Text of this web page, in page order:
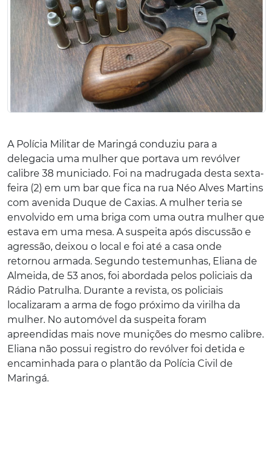
A Polícia Militar de Maringá conduziu para a
delegacia uma mulher que portava um revólver
calibre 38 municiado. Foi na madrugada desta sexta-
feira (2) em um bar que fica na rua Néo Alves Martins
com avenida Duque de Caxias. A mulher teria se
envolvido em uma briga com uma outra mulher que
estava em uma mesa. A suspeita após discussão e
agressão, deixou o local e foi até a casa onde
retornou armada. Segundo testemunhas, Eliana de
Almeida, de 53 anos, foi abordada pelos policiais da
Rádio Patrulha. Durante a revista, os policiais
localizaram a arma de fogo próximo da virilha da
mulher. No automóvel da suspeita foram
apreendidas mais nove munições do mesmo calibre.
Eliana não possui registro do revólver foi detida e
encaminhada para o plantão da Polícia Civil de
Maringá.